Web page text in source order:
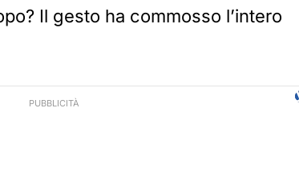
Il gesto ha commosso l’intero